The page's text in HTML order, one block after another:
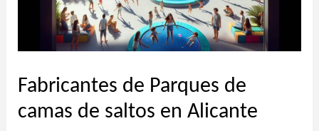
Fabricantes de Parques de
camas de saltos en Alicante